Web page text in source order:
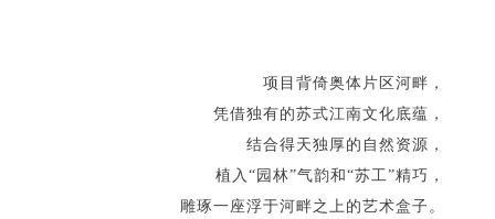
项目背倚奥体片区河畔，
凭借独有的苏式江南文化底蕴，
结合得天独厚的自然资源，
植入“园林”气韵和“苏工”精巧，
雕琢一座浮于河畔之上的艺术盒子。